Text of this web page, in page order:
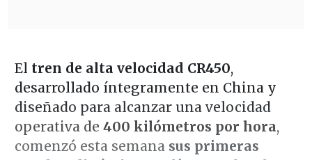
El tren de alta velocidad CR450,
desarrollado íntegramente en China y
diseñado para alcanzar una velocidad
operativa de 400 kilómetros por hora,
comenzó esta semana sus primeras